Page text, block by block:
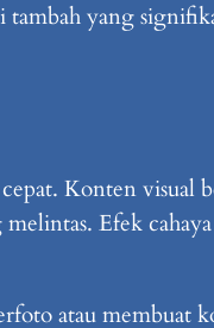
tambah yang
Konten visual
Efek
atau membuat